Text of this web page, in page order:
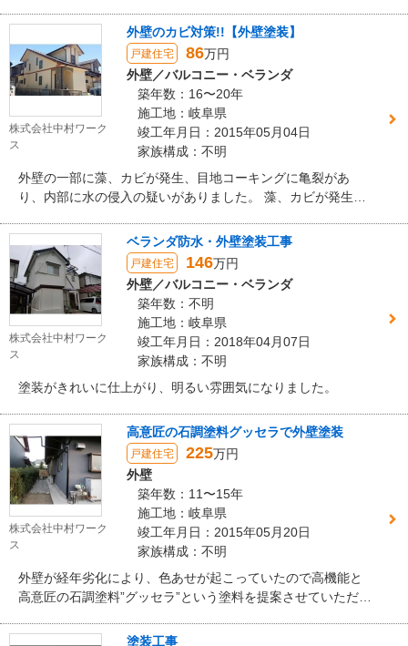
株式会社中村ワーク
ス
外壁のカビ対策!!【外壁塗装】
戸建住宅 86万円
外壁／バルコニー・ベランダ
築年数：16〜20年
施工地：岐阜県
竣工年月日：2015年05月04日
家族構成：不明
外壁の一部に藻、カビが発生、目地コーキングに亀裂があ
り、内部に水の侵入の疑いがありました。 藻、カビが発生を
を残すため、クリア塗料を施しました。 また、ベランダから
の雨漏りがあり、ベランダ防水工事とその下の軒裏面を張り
替えました。
株式会社中村ワーク
ス
ベランダ防水・外壁塗装工事
戸建住宅 146万円
外壁／バルコニー・ベランダ
築年数：不明
施工地：岐阜県
竣工年月日：2018年04月07日
家族構成：不明
塗装がきれいに仕上がり、明るい雰囲気になりました。
株式会社中村ワーク
ス
高意匠の石調塗料グッセラで外壁塗装
戸建住宅 225万円
外壁
築年数：11〜15年
施工地：岐阜県
竣工年月日：2015年05月20日
家族構成：不明
外壁が経年劣化により、色あせが起こっていたので高機能と
高意匠の石調塗料”グッセラ”という塗料を提案させていただき
た。
塗装工事